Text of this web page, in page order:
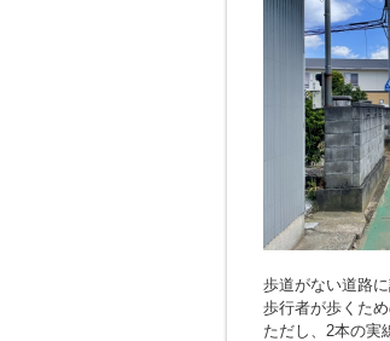
歩道がない道路
歩行者が歩くた
ただし、2本の実